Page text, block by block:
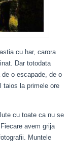
cu har, carora
Dar totodata
o escapade, de o
taios la primele ore
cu toate ca nu se
avem grija
Muntele